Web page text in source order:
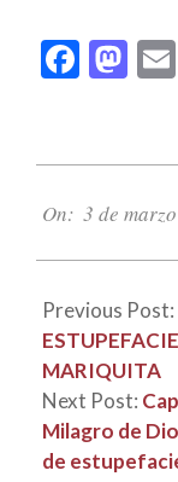
03-
On: 3 de
Previous Post:
MARIQUITA
Next Post:
Milagro de
de